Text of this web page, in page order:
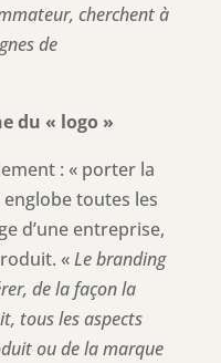
cherchent à
de
du « logo »
: « porter la
englobe toutes les
d’une entreprise,
«Le branding
de la façon la
tous les aspects
ou de la marque